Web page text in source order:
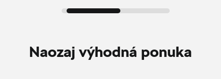
Naozaj výhodná ponuka